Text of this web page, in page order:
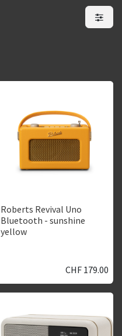
Roberts Revival Uno
Bluetooth - sunshine
yellow
CHF 179.00